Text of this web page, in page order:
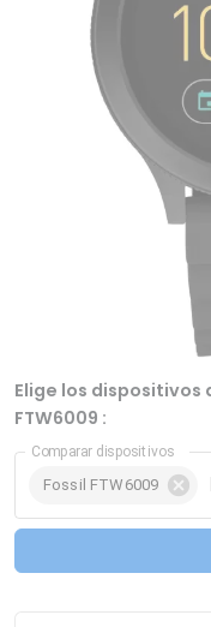
Elige los dispositivos
FTW6009 :
Comparar dispositivos
Fossil FTW6009